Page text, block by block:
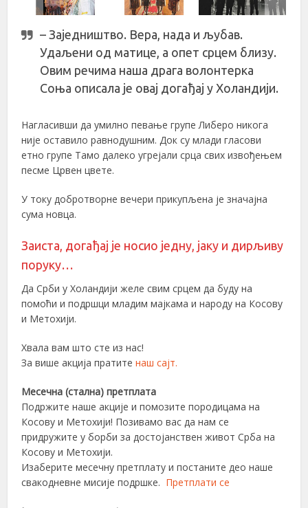
– Заједништво. Вера, нада и љубав.
Удаљени од матице, а опет срцем близу.
Овим речима наша драга волонтерка
Соња описала је овај догађај у Холандији.
Нагласивши да умилно певање групе Либеро никога
није оставило равнодушним. Док су млади гласови
етно групе Тамо далеко угрејали срца свих извођењем
песме Црвен цвете.
У току добротворне вечери прикупљена је значајна
сума новца.
Заиста, догађај је носио једну, јаку и дирљиву
поруку…
Да Срби у Холандији желе свим срцем да буду на
помоћи и подршци младим мајкама и народу на Косову
и Метохији.
Хвала вам што сте из нас!
За више акција пратитенаш сајт.
Месечна (стална) претплата
Подржите наше акције и помозите породицама на
Косову и Метохији! Позивамо вас да нам се
придружите у борби за достојанствен живот Срба на
Косову и Метохији.
Изаберите месечну претплату и постаните део наше
свакодневне мисије подршке. Претплати се